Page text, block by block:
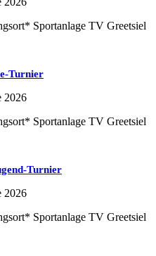
Sportanlage TV Greetsiel
Turnier
2026
Sportanlage TV Greetsiel
Turnier
2026
Sportanlage TV Greetsiel